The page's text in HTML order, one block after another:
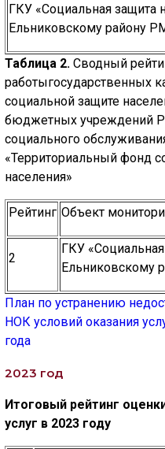
ГКУ «Социальная защита
Ельниковскому району
Таблица 2. Сводный
работыгосударственных
социальной защите
бюджетных учреждений
социального
«Территориальный фонд
населения»
Рейтинг Объект
2
ГКУ
Ельниковскому
План по устранению
НОК условий оказания
года
2023 год
Итоговый рейтинг
услуг в 2023 году